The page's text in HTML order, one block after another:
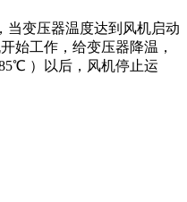
当变压器温度达到风机启动
始工作，给变压器降温，
）以后，风机停止运